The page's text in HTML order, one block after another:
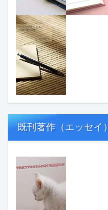
既刊著作（エッセイ）